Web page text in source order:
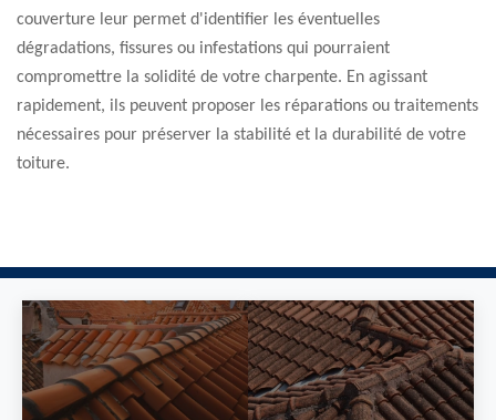
couverture leur permet d'identifier les éventuelles
dégradations, fissures ou infestations qui pourraient
compromettre la solidité de votre charpente. En agissant
rapidement, ils peuvent proposer les réparations ou traitements
nécessaires pour préserver la stabilité et la durabilité de votre
toiture.